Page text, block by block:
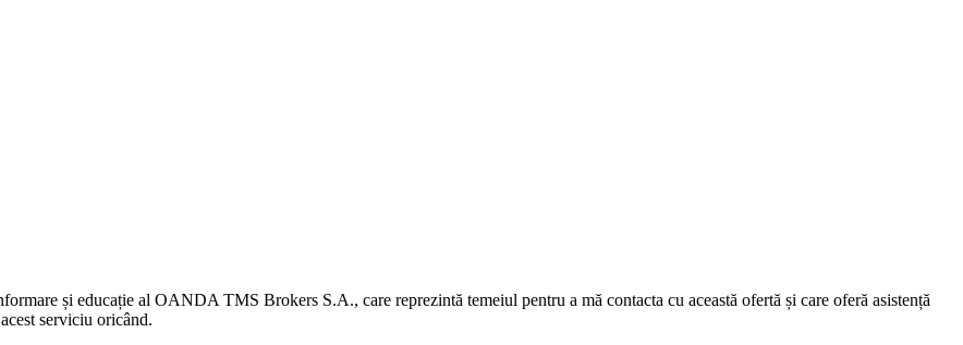
și educație al OANDA TMS Brokers S.A., care reprezintă temeiul pentru a mă contacta cu această ofertă și care oferă asistență
serviciu oricând.